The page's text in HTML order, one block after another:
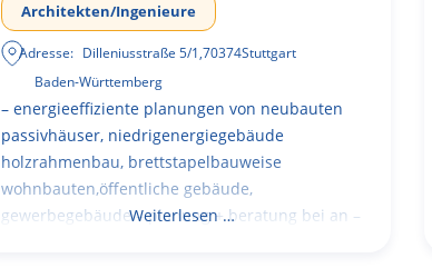
Architekten/Ingenieure
Adresse: Dilleniusstraße 5/1,70374Stuttgart
Baden-Württemberg
– energieeffiziente planungen von neubauten
passivhäuser, niedrigenergiegebäude
holzrahmenbau, brettstapelbauweise
wohnbauten,öffentliche gebäude,
gewerbegebäude – planung + beratung bei an –
Weiterlesen …